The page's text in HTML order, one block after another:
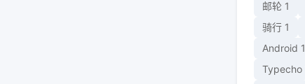
邮轮 1
骑行 1
Android 1
Typecho